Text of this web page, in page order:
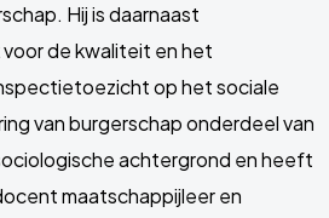
Hij is daarnaast
de kwaliteit en het
op het sociale
van burgerschap onderdeel van
achtergrond en heeft
maatschappijleer en